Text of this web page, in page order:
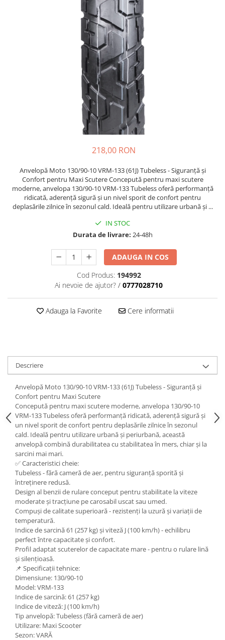
https://www.doctortrotineta.ro/lumini
https://www.doctortrotineta.ro/cadru
218,00 RON
Anvelopă Moto 130/90-10 VRM-133 (61J) Tubeless - Siguranță și
Confort pentru Maxi Scutere Concepută pentru maxi scutere
moderne, anvelopa 130/90-10 VRM-133 Tubeless oferă performanță
ridicată, aderență sigură și un nivel sporit de confort pentru
deplasările zilnice în sezonul cald. Ideală pentru utilizare urbană și ...
IN STOC
Durata de livrare: 24-48h
ADAUGA IN COS
Cod Produs: 194992
Ai nevoie de ajutor? / 0777028710
Adauga la Favorite Cere informatii
Descriere
Anvelopă Moto 130/90-10 VRM-133 (61J) Tubeless - Siguranță și
Confort pentru Maxi Scutere
Concepută pentru maxi scutere moderne, anvelopa 130/90-10
VRM-133 Tubeless oferă performanță ridicată, aderență sigură și
un nivel sporit de confort pentru deplasările zilnice în sezonul
cald. Ideală pentru utilizare urbană și periurbană, această
anvelopă combină durabilitatea cu stabilitatea în mers, chiar și la
sarcini mai mari.
✅ Caracteristici cheie:
Tubeless - fără cameră de aer, pentru siguranță sporită și
întreținere redusă.
Design al benzii de rulare conceput pentru stabilitate la viteze
moderate și tracțiune pe carosabil uscat sau umed.
Compuși de calitate superioară - rezistenți la uzură și variații de
temperatură.
Indice de sarcină 61 (257 kg) și viteză J (100 km/h) - echilibru
perfect între capacitate și confort.
Profil adaptat scuterelor de capacitate mare - pentru o rulare lină
și silențioasă.
📌 Specificații tehnice:
Dimensiune: 130/90-10
Model: VRM-133
Indice de sarcină: 61 (257 kg)
Indice de viteză: J (100 km/h)
Tip anvelopă: Tubeless (fără cameră de aer)
Utilizare: Maxi Scooter
Sezon: VARĂ